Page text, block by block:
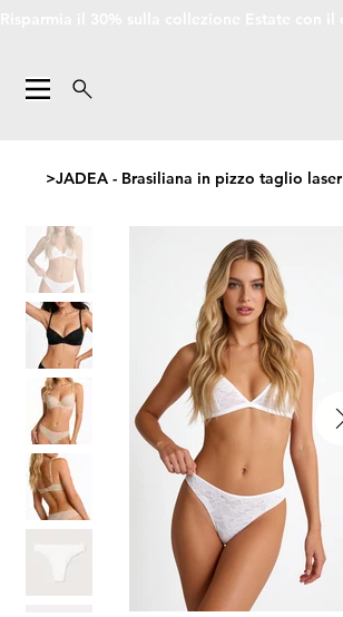
>JADEA - Brasiliana in pizzo taglio laser